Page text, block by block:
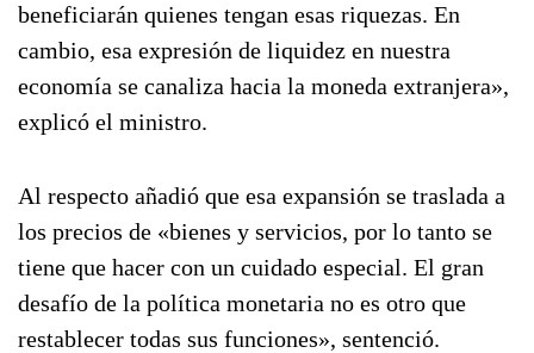
beneficiarán quienes tengan esas riquezas. En
cambio, esa expresión de liquidez en nuestra
economía se canaliza hacia la moneda extranjera»,
explicó el ministro.
Al respecto añadió que esa expansión se traslada a
los precios de «bienes y servicios, por lo tanto se
tiene que hacer con un cuidado especial. El gran
desafío de la política monetaria no es otro que
restablecer todas sus funciones», sentenció.